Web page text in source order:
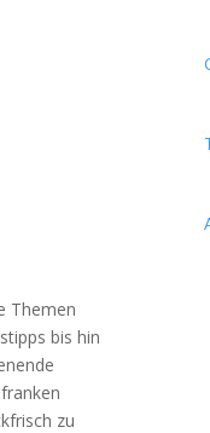
Themen
bis hin
zu